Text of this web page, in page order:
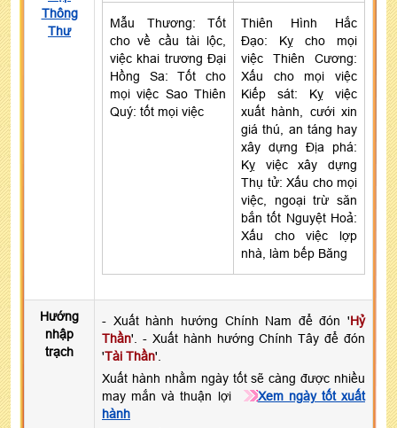
Thông
Thư
Mẫu Thương: Tốt
cho về cầu tài lộc,
việc khai trương Đại
Hồng Sa: Tốt cho
mọi việc Sao Thiên
Quý: tốt mọi việc
Thiên Hình Hắc
Đạo: Kỵ cho mọi
việc Thiên Cương:
Xấu cho mọi việc
Kiếp sát: Kỵ việc
xuất hành, cưới xin
giá thú, an táng hay
xây dựng Địa phá:
Kỵ việc xây dựng
Thụ tử: Xấu cho mọi
việc, ngoại trừ săn
bắn tốt Nguyệt Hoả:
Xấu cho việc lợp
nhà, làm bếp Băng
Hướng
nhập
trạch
- Xuất hành hướng Chính Nam để đón 'Hỷ
Thần'. - Xuất hành hướng Chính Tây để đón
'Tài Thần'.
Xuất hành nhằm ngày tốt sẽ càng được nhiều
may mắn và thuận lợi
Xem ngày tốt xuất
hành